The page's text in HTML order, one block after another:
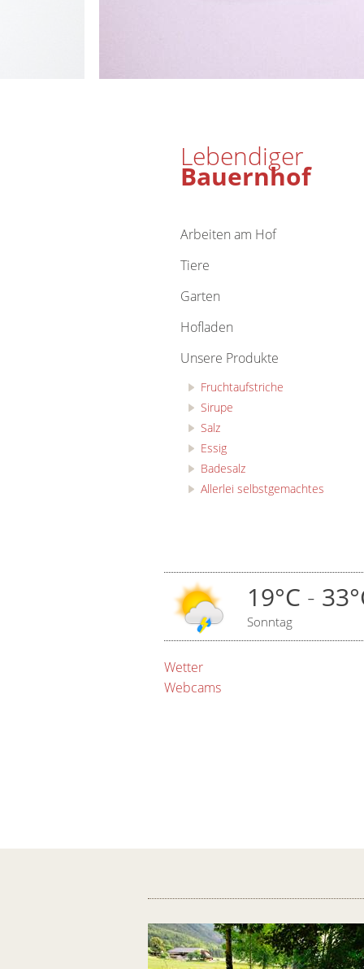
Lebendiger
Bauernhof
Arbeiten am Hof
Tiere
Garten
Hofladen
Unsere Produkte
Fruchtaufstriche
Sirupe
Salz
Essig
Badesalz
Allerlei selbstgemachtes
19°C -
Sonntag
Wetter
Webcams